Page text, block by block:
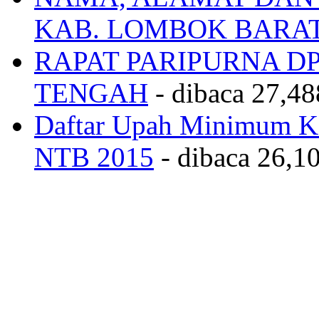
KAB. LOMBOK
RAPAT PARIPURNA
TENGAH - dibaca
Daftar Upah Minimum
NTB 2015 - dibaca